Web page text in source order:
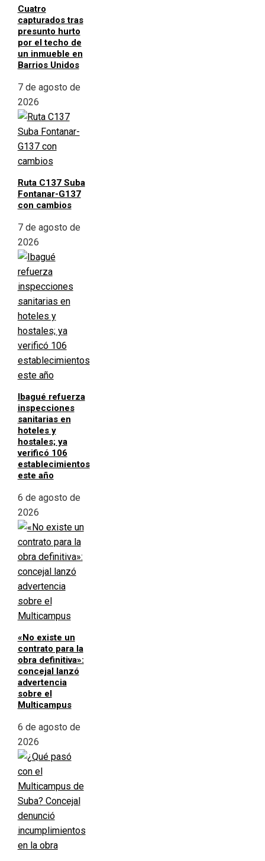
Cuatro
capturados tras
presunto hurto
por el techo de
un inmueble en
Barrios Unidos
7 de agosto de
2026
Ruta C137 Suba
Fontanar-G137
con cambios
7 de agosto de
2026
Ibagué refuerza
inspecciones
sanitarias en
hoteles y
hostales; ya
verificó 106
establecimientos
este año
6 de agosto de
2026
«No existe un
contrato para la
obra definitiva»:
concejal lanzó
advertencia
sobre el
Multicampus
6 de agosto de
2026